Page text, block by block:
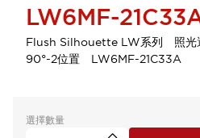
LW6MF-
Flush Silhouette LW系列 照
90°-2位置 LW6MF-21C33A
選擇數量